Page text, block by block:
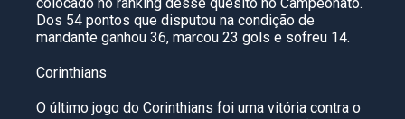
Dos 54 pontos que disputou na condição de
mandante ganhou 36, marcou 23 gols e sofreu 14.
Corinthians
O último jogo do Corinthians foi uma vitória contra o